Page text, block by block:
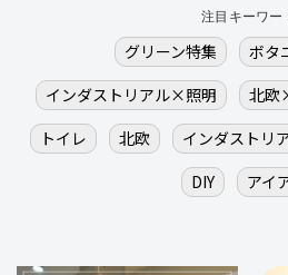
注目キーワー
グリーン特集
ボタ
インダストリアル×照明
北欧
トイレ
北欧 インダストリ
DIY
アイ